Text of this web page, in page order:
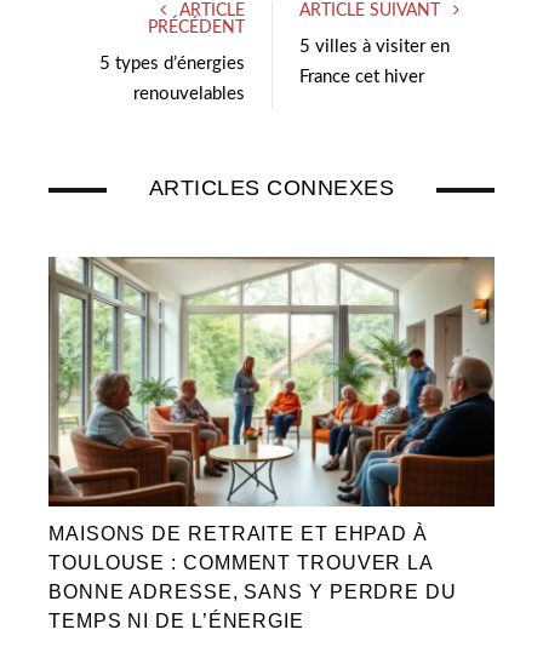
t
r
e
ARTICLE
PRÉCÉDENT
5 types d’énergies
renouvelables
ARTICLE SUIVANT
5 villes à visiter en
France cet hiver
ARTICLES CONNEXES
MAISONS DE RETRAITE ET EHPAD À
TOULOUSE : COMMENT TROUVER LA
BONNE ADRESSE, SANS Y PERDRE DU
TEMPS NI DE L’ÉNERGIE